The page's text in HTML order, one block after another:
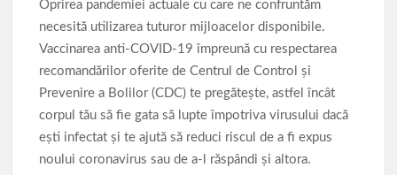
browser bazate pe Chromium
Povestea calendarului si Castelul de lut 2025
Oprirea pandemiei actuale cu care ne confruntăm
necesită utilizarea tuturor mijloacelor disponibile.
Vaccinarea anti-COVID-19 împreună cu respectarea
recomandărilor oferite de Centrul de Control și
Prevenire a Bolilor (CDC) te pregătește, astfel încât
corpul tău să fie gata să lupte împotriva virusului dacă
ești infectat și te ajută să reduci riscul de a fi expus
noului coronavirus sau de a-l răspândi și altora.